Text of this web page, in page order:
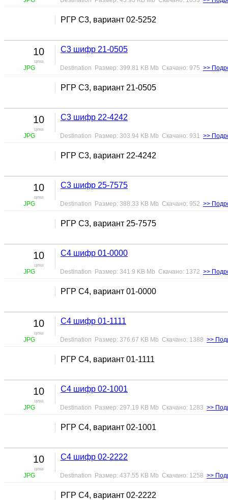
РГР С3, вариант 02-5252
10
цена
JPG
С3 шифр 21-0505
Destination Размер: 399.81 KB Mb Скачано: 975 >>
РГР С3, вариант 21-0505
10
цена
JPG
С3 шифр 22-4242
Destination Размер: 303.94 KB Mb Скачано: 931 >>
РГР С3, вариант 22-4242
10
цена
JPG
С3 шифр 25-7575
Destination Размер: 388.33 KB Mb Скачано: 952 >>
РГР С3, вариант 25-7575
10
цена
JPG
С4 шифр 01-0000
Destination Размер: 341.9 KB Mb Скачано: 1372 >>
РГР С4, вариант 01-0000
10
цена
JPG
С4 шифр 01-1111
Destination Размер: 376.67 KB Mb Скачано: 1388 >>
РГР С4, вариант 01-1111
10
цена
JPG
С4 шифр 02-1001
Destination Размер: 297.19 KB Mb Скачано: 1283 >>
РГР С4, вариант 02-1001
10
цена
JPG
С4 шифр 02-2222
Destination Размер: 437.55 KB Mb Скачано: 1258 >>
РГР С4, вариант 02-2222